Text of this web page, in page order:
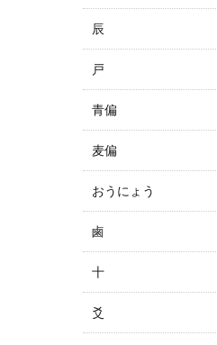
辰
戸
青偏
麦偏
おうにょう
鹵
十
爻